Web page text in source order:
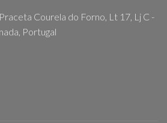
Praceta Courela do Forno, Lt 17, Lj C -
Portugal